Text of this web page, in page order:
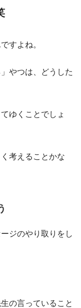
すよね。
やつは、どうした
ゆくことでしょ
考えることかな
ジのやり取りをし
の言っていること